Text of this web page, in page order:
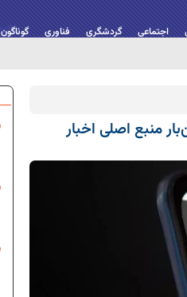
اجتماعی گردشگری فناوری گوناگون
منبع اصلی اخبار